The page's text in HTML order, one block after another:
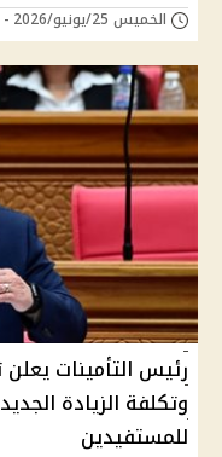
الخميس 25/يونيو/2026 - 04:19 م
رئيس التأمينات
وتكلفة الزيادة
للمستفيدين